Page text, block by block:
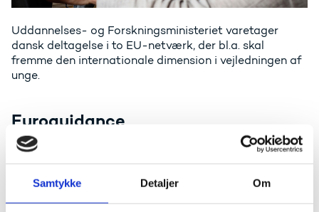
Samtykke Detaljer Om
Uddannelses- og Forskningsministeriet varetager
dansk deltagelse i to EU-netværk, der bl.a. skal
fremme den internationale dimension i vejledningen af
unge.
Euroguidance
Euroguidance er et europæisk netværk af nationale
formidler viden om vejledning og mobilitet i
uddannelse og læring. Euroguidance formidler blandt